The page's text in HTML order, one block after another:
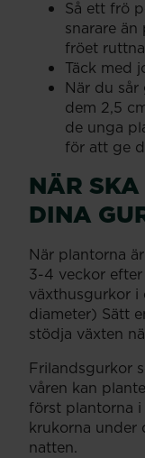
Så ett frö
snarare
fröet
Täck med
När du
dem 2,5
de unga
för att ge
NÄR
DINA
När plantorna
3-4 veckor
växthusgurkor
diameter) Sätt
stödja växten
Frilandsgurkor
våren kan
först plantorna
krukorna under
natten.